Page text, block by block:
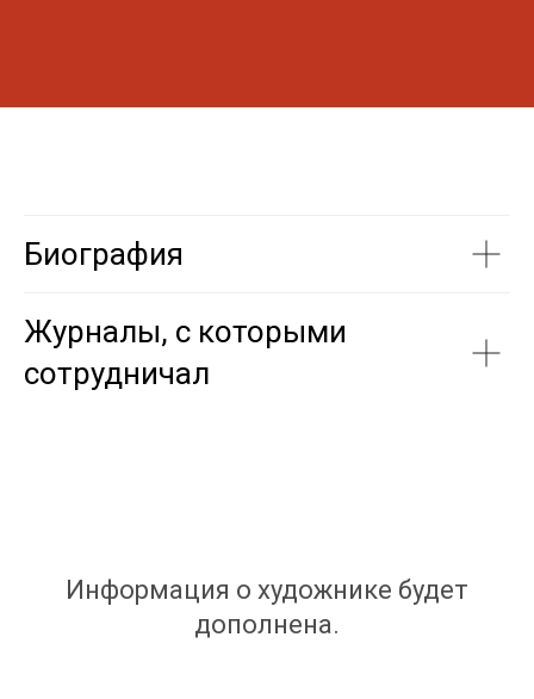
Биография
Журналы, с которыми
сотрудничал
Информация о художнике будет
дополнена.